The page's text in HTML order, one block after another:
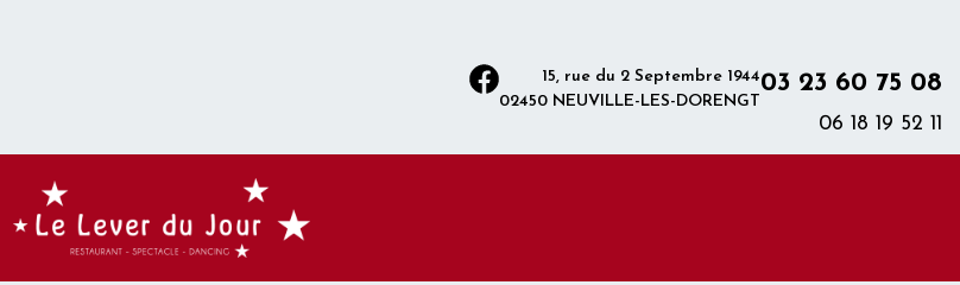
15, rue du 2 Septembre 1944
02450 NEUVILLE-LES-DORENGT
03 23 60 75 08
06 18 19 52 11